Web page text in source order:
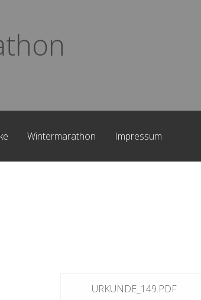
Wintermarathon Impressum
URKUNDE_149.PDF